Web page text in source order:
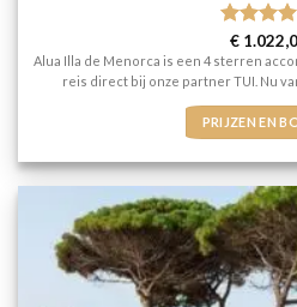
4uit 5
€
Alua Illa de Menorca is een 4 sterren
reis direct bij onze partner TUI. Nu
PRIJZEN EN